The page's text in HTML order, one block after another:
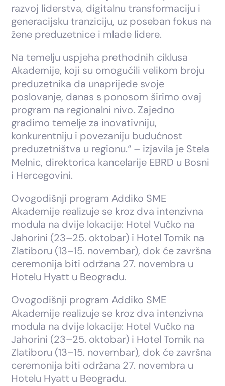
razvoj liderstva, digitalnu transformaciju i
generacijsku tranziciju, uz poseban fokus na
žene preduzetnice i mlade lidere.
Na temelju uspjeha prethodnih ciklusa
Akademije, koji su omogućili velikom broju
preduzetnika da unaprijede svoje
poslovanje, danas s ponosom širimo ovaj
program na regionalni nivo. Zajedno
gradimo temelje za inovativniju,
konkurentniju i povezaniju budućnost
preduzetništva u regionu.“ – izjavila je Stela
Melnic, direktorica kancelarije EBRD u Bosni
i Hercegovini.
Ovogodišnji program Addiko SME
Akademije realizuje se kroz dva intenzivna
modula na dvije lokacije: Hotel Vučko na
Jahorini (23–25. oktobar) i Hotel Tornik na
Zlatiboru (13–15. novembar), dok će završna
ceremonija biti održana 27. novembra u
Hotelu Hyatt u Beogradu.
Ovogodišnji program Addiko SME
Akademije realizuje se kroz dva intenzivna
modula na dvije lokacije: Hotel Vučko na
Jahorini (23–25. oktobar) i Hotel Tornik na
Zlatiboru (13–15. novembar), dok će završna
ceremonija biti održana 27. novembra u
Hotelu Hyatt u Beogradu.